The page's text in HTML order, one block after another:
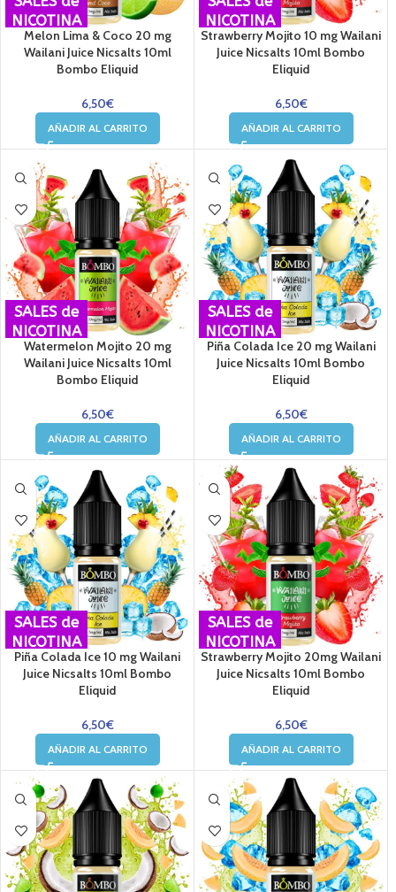
NICOTINA
Melon Lima & Coco 20 mg
Wailani Juice Nicsalts 10ml
Bombo Eliquid
6,50€
AÑADIR AL CARRITO
NICOTINA
Strawberry Mojito 10 mg Wailani
Juice Nicsalts 10ml Bombo
Eliquid
6,50€
AÑADIR AL CARRITO
SALES de
NICOTINA
Watermelon Mojito 20 mg
Wailani Juice Nicsalts 10ml
Bombo Eliquid
6,50€
AÑADIR AL CARRITO
SALES de
NICOTINA
Piña Colada Ice 20 mg Wailani
Juice Nicsalts 10ml Bombo
Eliquid
6,50€
AÑADIR AL CARRITO
SALES de
NICOTINA
Piña Colada Ice 10 mg Wailani
Juice Nicsalts 10ml Bombo
Eliquid
6,50€
AÑADIR AL CARRITO
SALES de
NICOTINA
Strawberry Mojito 20mg Wailani
Juice Nicsalts 10ml Bombo
Eliquid
6,50€
AÑADIR AL CARRITO